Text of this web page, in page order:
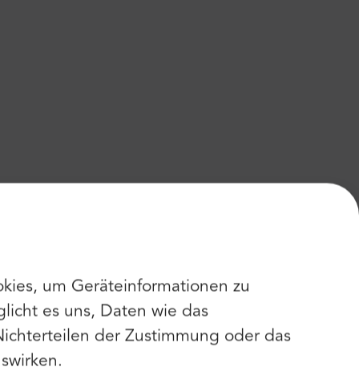
um Geräteinformationen zu
es uns, Daten wie das
der Zustimmung oder das